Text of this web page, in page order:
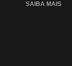
SAIBA MAIS